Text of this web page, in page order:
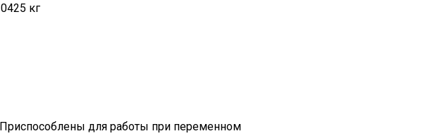
кг
для работы при переменном